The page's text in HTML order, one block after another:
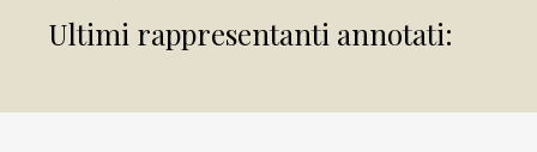
Ultimi rappresentanti annotati: